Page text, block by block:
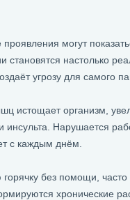
могут
настолько
угрозу для самого
организм,
инсульта. Нарушается
с каждым днём.
без помощи, часто
хронические